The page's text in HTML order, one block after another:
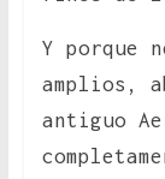
Y porque
amplios,
antiguo